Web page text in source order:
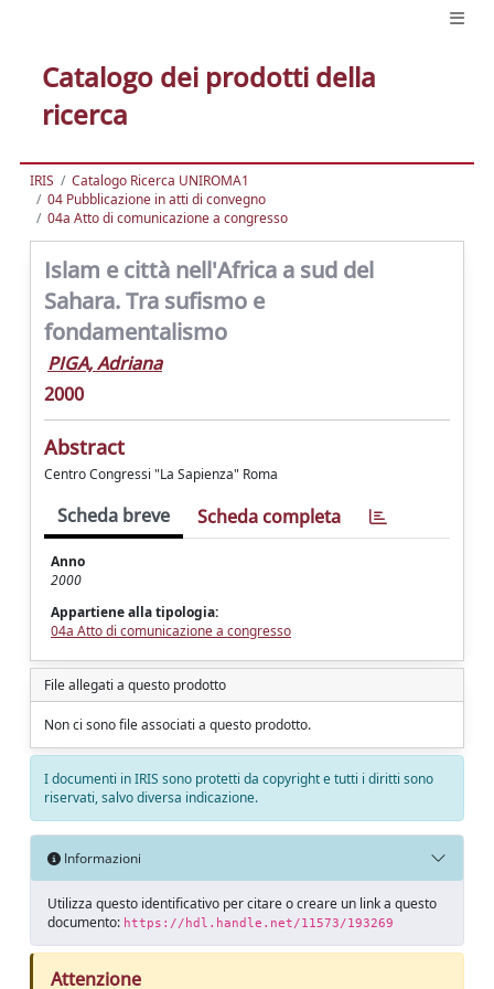
Catalogo dei prodotti della
ricerca
IRIS
Catalogo Ricerca UNIROMA1
04 Pubblicazione in atti di convegno
04a Atto di comunicazione a congresso
Islam e città nell'Africa a sud del
Sahara. Tra sufismo e
fondamentalismo
PIGA, Adriana
2000
Abstract
Centro Congressi "La Sapienza" Roma
Scheda breve Scheda completa
Anno
2000
Appartiene alla tipologia:
04a Atto di comunicazione a congresso
File allegati a questo prodotto
Non ci sono file associati a questo prodotto.
I documenti in IRIS sono protetti da copyright e tutti i diritti sono
riservati, salvo diversa indicazione.
Informazioni
Utilizza questo identificativo per citare o creare un link a questo
documento: https://hdl.handle.net/11573/193269
Attenzione